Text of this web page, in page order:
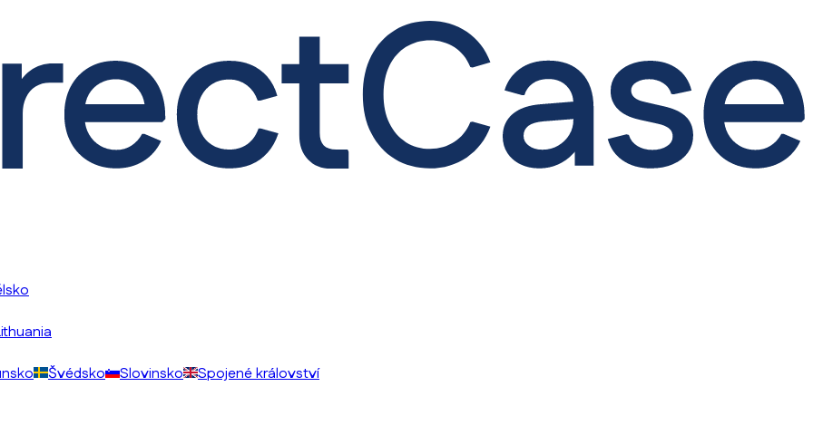
Švédsko Slovinsko Spojené království